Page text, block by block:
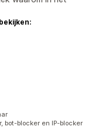
bot-blocker en IP-blocker